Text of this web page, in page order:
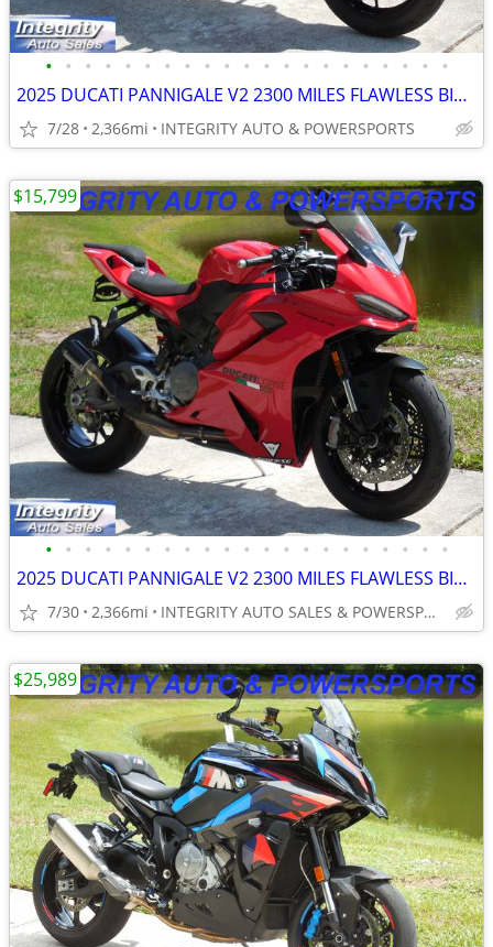
• • • • • • • • • • • • • • • • • • • • •
2025 DUCATI PANNIGALE V2 2300 MILES FLAWLESS BIKE NO BS DEALER FEES
7/28 2,366mi INTEGRITY AUTO & POWERSPORTS
• • • • • • • • • • • • • • • • • • • • •
2025 DUCATI PANNIGALE V2 2300 MILES FLAWLESS BIKE NO BS DEALER FEES
7/30 2,366mi INTEGRITY AUTO SALES & POWERSPORTS
$15,799
$25,989